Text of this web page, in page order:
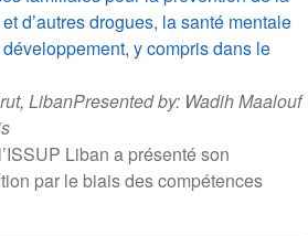
d’autres drogues, la santé mentale
y compris dans le
LibanPresented by: Wadih Maalouf
Liban a présenté son
par le biais des compétences